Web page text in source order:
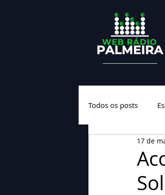
Todos os posts
Geral
17 de